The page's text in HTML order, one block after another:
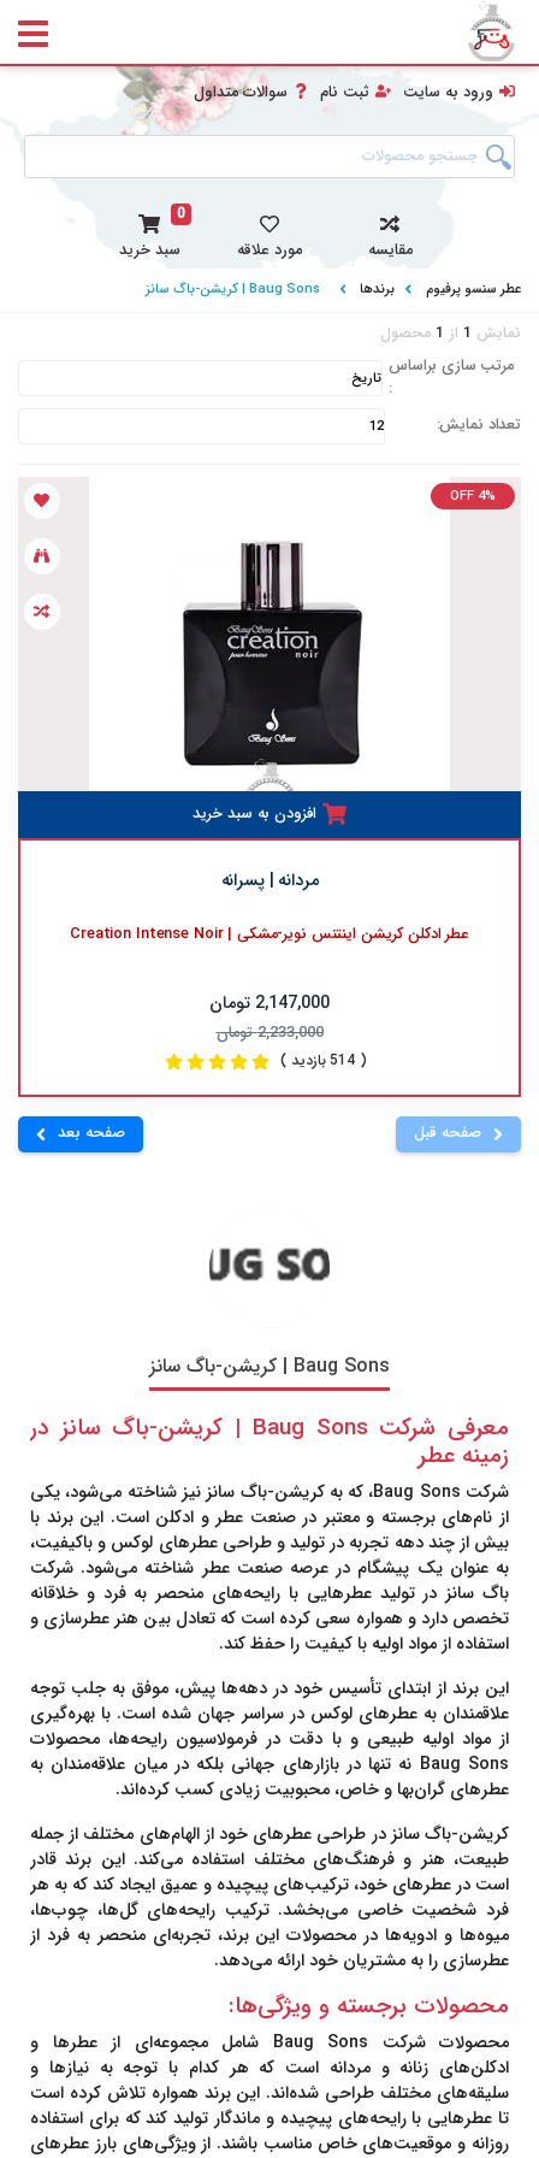
ورود به سایت ثبت نام سوالات متداول
مقایسه مورد علاقه
0
سبد خرید
عطر سنسو پرفیوم برندها Baug Sons | کریشن-باگ سانز
نمایش 1 از 1 محصول
مرتب سازی براساس
:
تعداد نمایش:
OFF 4%
افزودن به سبد خرید
مردانه | پسرانه
عطر ادکلن کریشن اینتنس نویر-مشکی | Creation Intense Noir
2,147,000 تومان
2,233,000 تومان
( 514 بازدید )
صفحه قبل صفحه بعد
Baug Sons | کریشن-باگ سانز
معرفی شرکت Baug Sons | کریشن-باگ سانز در
زمینه عطر
شرکت Baug Sons، که بهکریشن-باگ سانزنیز شناخته می‌شود، یکی
از نام‌های برجسته و معتبر در صنعت عطر و ادکلن است. این برند با
بیش از چند دهه تجربه در تولید و طراحی عطرهای لوکس و باکیفیت،
به عنوان یک پیشگام در عرصه صنعت عطر شناخته می‌شود. شرکت
باگ سانز در تولید عطرهایی با رایحه‌های منحصر به فرد و خلاقانه
تخصص دارد و همواره سعی کرده است که تعادل بین هنر عطرسازی و
استفاده از مواد اولیه با کیفیت را حفظ کند.
این برند از ابتدای تأسیس خود در دهه‌ها پیش، موفق به جلب توجه
علاقمندان به عطرهای لوکس در سراسر جهان شده است. با بهره‌گیری
از مواد اولیه طبیعی و با دقت در فرمولاسیون رایحه‌ها، محصولات
Baug Sons نه تنها در بازارهای جهانی بلکه در میان علاقه‌مندان به
عطرهای گران‌بها و خاص، محبوبیت زیادی کسب کرده‌اند.
کریشن-باگ سانزدر طراحی عطرهای خود از الهام‌های مختلف از جمله
طبیعت، هنر و فرهنگ‌های مختلف استفاده می‌کند. این برند قادر
است در عطرهای خود، ترکیب‌های پیچیده و عمیق ایجاد کند که به هر
فرد شخصیت خاصی می‌بخشد. ترکیب رایحه‌های گل‌ها، چوب‌ها،
میوه‌ها و ادویه‌ها در محصولات این برند، تجربه‌ای منحصر به فرد از
عطرسازی را به مشتریان خود ارائه می‌دهد.
محصولات برجسته و ویژگی‌ها:
محصولات شرکت Baug Sons شامل مجموعه‌ای از عطرها و
ادکلن‌های زنانه و مردانه است که هر کدام با توجه به نیازها و
سلیقه‌های مختلف طراحی شده‌اند. این برند همواره تلاش کرده است
تا عطرهایی با رایحه‌های پیچیده و ماندگار تولید کند که برای استفاده
روزانه و موقعیت‌های خاص مناسب باشند. از ویژگی‌های بارز عطرهای